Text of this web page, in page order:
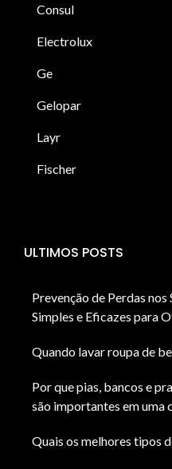
Consul
Electrolux
Ge
Gelopar
Layr
Fischer
ULTIMOS POSTS
Prevenção de Perdas
Simples e Eficazes para
Quando lavar roupa de
Por que pias, bancos e
são importantes em uma
Quais os melhores tipos